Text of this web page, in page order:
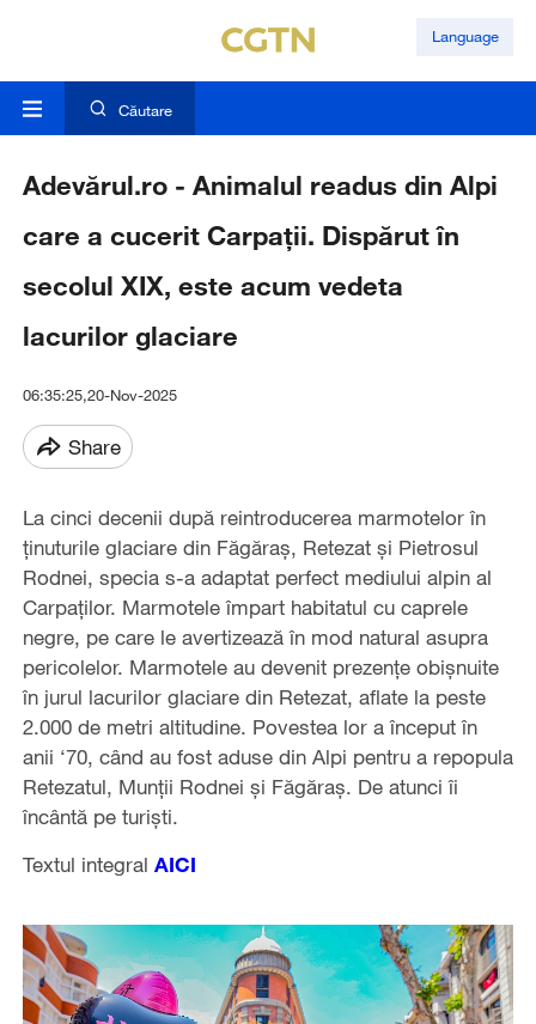
Language
Căutare
Adevărul.ro - Animalul readus din Alpi
care a cucerit Carpații. Dispărut în
secolul XIX, este acum vedeta
lacurilor glaciare
06:35:25,20-Nov-2025
Share
La cinci decenii după reintroducerea marmotelor în
ținuturile glaciare din Făgăraș, Retezat și Pietrosul
Rodnei, specia s-a adaptat perfect mediului alpin al
Carpaților. Marmotele împart habitatul cu caprele
negre, pe care le avertizează în mod natural asupra
pericolelor. Marmotele au devenit prezențe obișnuite
în jurul lacurilor glaciare din Retezat, aflate la peste
2.000 de metri altitudine. Povestea lor a început în
anii ‘70, când au fost aduse din Alpi pentru a repopula
Retezatul, Munții Rodnei și Făgăraș. De atunci îi
încântă pe turiști.
Textul integral AICI